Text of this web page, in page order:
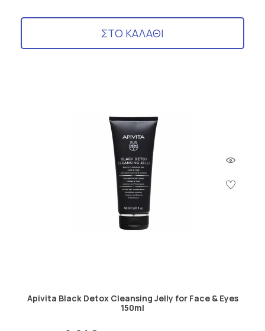
ΣΤΟ ΚΑΛΑΘΙ
Apivita Black Detox Cleansing Jelly for Face & Eyes
150ml